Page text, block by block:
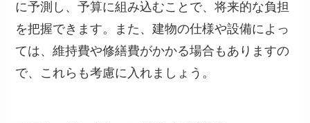
に予測し、予算に組み込むことで、将来的な負担
を把握できます。また、建物の仕様や設備によっ
ては、維持費や修繕費がかかる場合もありますの
で、これらも考慮に入れましょう。